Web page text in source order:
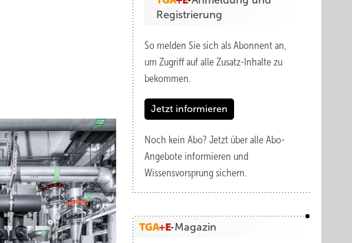
Registrierung
So melden Sie sich als Abonnent an,
um Zugriff auf alle Zusatz-Inhalte zu
bekommen.
Jetzt informieren
Noch kein Abo? Jetzt über alle Abo-
Angebote informieren und
Wissensvorsprung sichern.
Magazin